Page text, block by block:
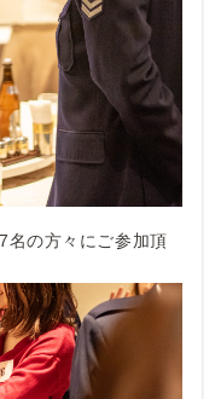
名の方々にご参加頂